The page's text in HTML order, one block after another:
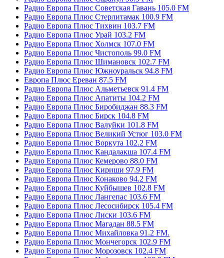
Радио Европа Плюс Советская Гавань 105.0 FM
Радио Европа Плюс Стерлитамак 100.9 FM
Радио Европа Плюс Тихвин 103.7 FM
Радио Европа Плюс Урай 103.2 FM
Радио Европа Плюс Холмск 107.0 FM
Радио Европа Плюс Чистополь 99.0 FM
Радио Европа Плюс Шимановск 102.7 FM
Радио Европа Плюс Южноуральск 94.8 FM
Европа Плюс Ереван 87.5 FM
Радио Европа Плюс Альметьевск 91.4 FM
Радио Европа Плюс Апатиты 104.2 FM
Радио Европа Плюс Биробиджан 88.3 FM
Радио Европа Плюс Бирск 104.8 FM
Радио Европа Плюс Валуйки 101.8 FM
Радио Европа Плюс Великий Устюг 103.0 FM
Радио Европа Плюс Воркута 102.2 FM
Радио Европа Плюс Кандалакша 107.4 FM
Радио Европа Плюс Кемерово 88.0 FM
Радио Европа Плюс Кириши 97.9 FM
Радио Европа Плюс Конаково 94.2 FM
Радио Европа Плюс Куйбышев 102.8 FM
Радио Европа Плюс Лангепас 103.6 FM
Радио Европа Плюс Лесосибирск 105.4 FM
Радио Европа Плюс Лиски 103.6 FM
Радио Европа Плюс Магадан 88.5 FM
Радио Европа Плюс Михайловка 91.2 FM.
Радио Европа Плюс Мончегорск 102.9 FM
Радио Европа Плюс Морозовск 102.4 FM